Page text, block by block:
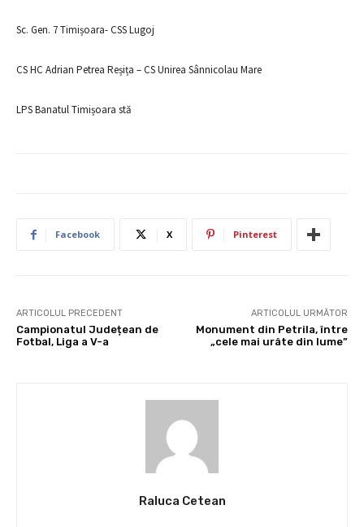
Sc. Gen. 7 Timișoara- CSS Lugoj
CS HC Adrian Petrea Reșița – CS Unirea Sânnicolau Mare
LPS Banatul Timișoara stă
Facebook X Pinterest
ARTICOLUL PRECEDENT
Campionatul Județean de
Fotbal, Liga a V-a
ARTICOLUL URMĂTOR
Monument din Petrila, între
„cele mai urâte din lume”
Raluca Cetean